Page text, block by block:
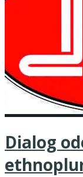
Dialog